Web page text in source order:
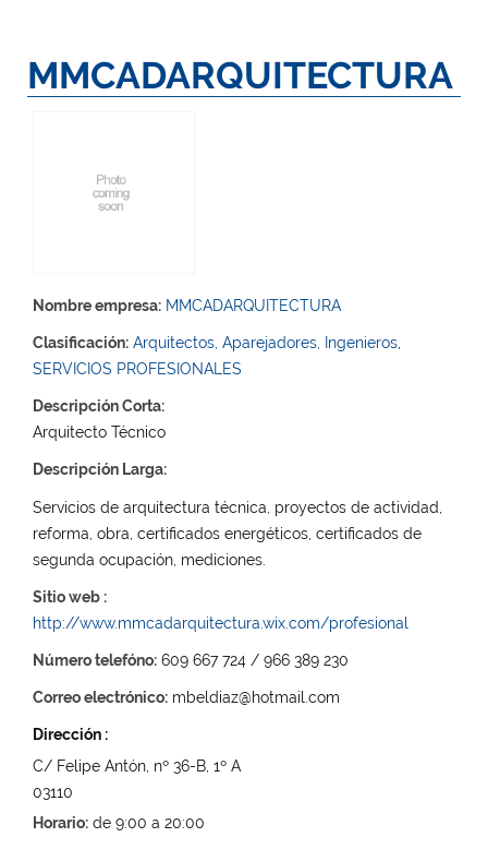
MMCADARQUITECTURA
Nombre empresa: MMCADARQUITECTURA
Clasificación: Arquitectos, Aparejadores, Ingenieros,
SERVICIOS PROFESIONALES
Descripción Corta:
Arquitecto Técnico
Descripción Larga:
Servicios de arquitectura técnica, proyectos de actividad,
reforma, obra, certificados energéticos, certificados de
segunda ocupación, mediciones.
Sitio web :
http://www.mmcadarquitectura.wix.com/profesional
Número telefóno: 609 667 724 / 966 389 230
Correo electrónico: mbeldiaz@hotmail.com
Dirección :
C/ Felipe Antón, nº 36-B, 1º A
03110
Horario: de 9:00 a 20:00